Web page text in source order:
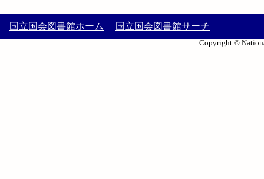
国立国会図書館ホーム 国立国会図書館サーチ
Copyright ©